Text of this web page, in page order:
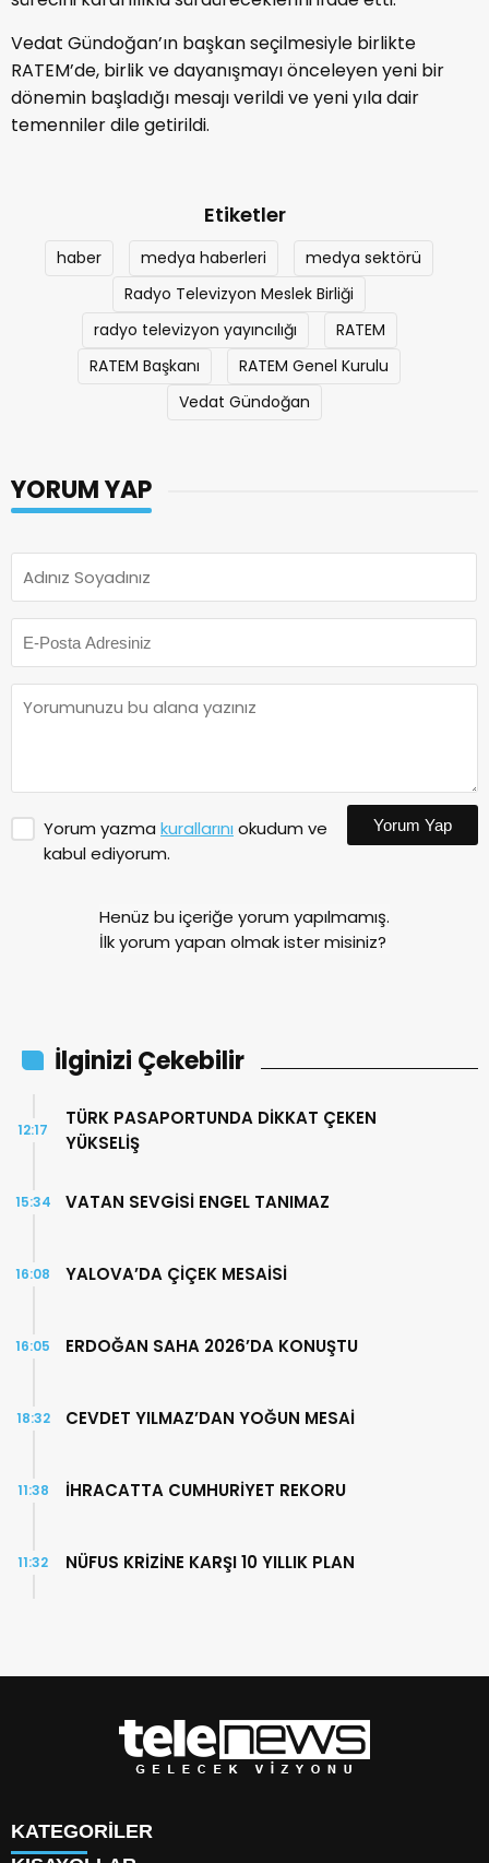
Vedat Gündoğan’ın başkan seçilmesiyle birlikte
RATEM’de, birlik ve dayanışmayı önceleyen yeni bir
dönemin başladığı mesajı verildi ve yeni yıla dair
temenniler dile getirildi.
Etiketler
haber medya haberleri
medya sektörü
Radyo Televizyon Meslek Birliği
radyo televizyon yayıncılığı
RATEM
RATEM Başkanı
RATEM Genel Kurulu
Vedat Gündoğan
YORUM YAP
Yorum yazma kurallarını okudum ve
kabul ediyorum.
Yorum Yap
Henüz bu içeriğe yorum yapılmamış.
İlk yorum yapan olmak ister misiniz?
İlginizi Çekebilir
TÜRK PASAPORTUNDA DİKKAT ÇEKEN
YÜKSELİŞ
12:17
VATAN SEVGİSİ ENGEL TANIMAZ
15:34
YALOVA’DA ÇİÇEK MESAİSİ
16:08
ERDOĞAN SAHA 2026’DA KONUŞTU
16:05
CEVDET YILMAZ’DAN YOĞUN MESAİ
18:32
İHRACATTA CUMHURİYET REKORU
11:38
NÜFUS KRİZİNE KARŞI 10 YILLIK PLAN
11:32
KATEGORİLER